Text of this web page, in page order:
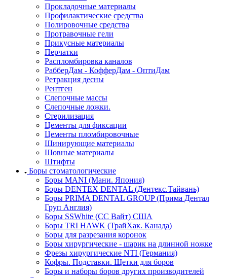
Прокладочные материалы
Профилактические средства
Полировочные средства
Протравочные гели
Прикусные материалы
Перчатки
Распломбировка каналов
РабберДам - КофферДам - ОптиДам
Ретракция десны
Рентген
Слепочные массы
Слепочные ложки.
Стерилизация
Цементы для фиксации
Цементы пломбировочные
Шинирующие материалы
Шовные материалы
Штифты
Боры стоматологические
Боры MANI (Мани. Япония)
Боры DENTEX DENTAL (Дентекс.Тайвань)
Боры PRIMA DENTAL GROUP (Прима Дентал
Груп Англия)
Боры SSWhite (СС Вайт) США
Боры TRI HAWK (ТрайХак. Канада)
Боры для разрезания коронок
Боры хирургические - шарик на длинной ножке
Фрезы хирургические NTI (Германия)
Кофры. Подставки. Щетки для боров
Боры и наборы боров других производителей